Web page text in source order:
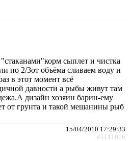
"стаканами"корм сыплет и чистка
по 2/3от объёма сливаем воду и
в этот момент всё
давности а рыбы живут там
дизайн хозяин барин-ему
от грунта и такой мешанины рыб
15/04/2010 17:29:33
#1111016